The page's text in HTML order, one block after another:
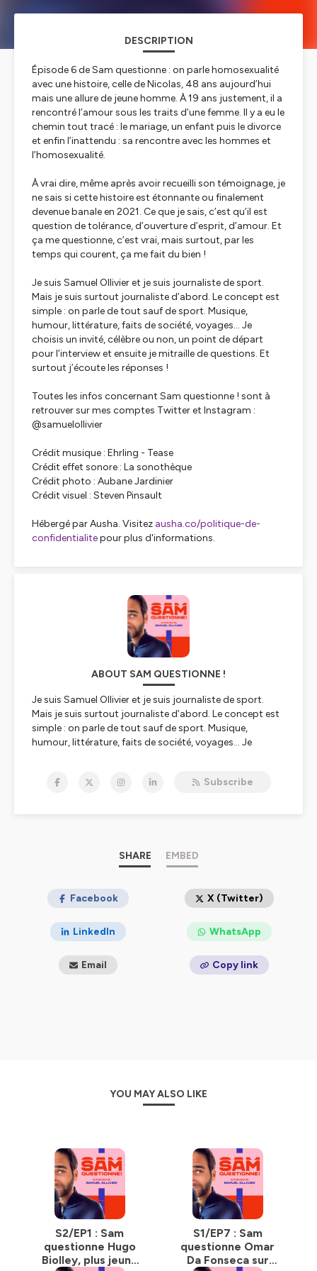
DESCRIPTION
Épisode 6 de Sam questionne : on parle homosexualité
avec une histoire, celle de Nicolas, 48 ans aujourd’hui
mais une allure de jeune homme. À 19 ans justement, il a
rencontré l’amour sous les traits d’une femme. Il y a eu le
chemin tout tracé : le mariage, un enfant puis le divorce
et enfin l’inattendu : sa rencontre avec les hommes et
l’homosexualité.
À vrai dire, même après avoir recueilli son témoignage, je
ne sais si cette histoire est étonnante ou finalement
devenue banale en 2021. Ce que je sais, c’est qu’il est
question de tolérance, d’ouverture d’esprit, d’amour. Et
ça me questionne, c’est vrai, mais surtout, par les
temps qui courent, ça me fait du bien !
Je suis Samuel Ollivier et je suis journaliste de sport.
Mais je suis surtout journaliste d’abord. Le concept est
simple : on parle de tout sauf de sport. Musique,
humour, littérature, faits de société, voyages… Je
choisis un invité, célèbre ou non, un point de départ
pour l’interview et ensuite je mitraille de questions. Et
surtout j’écoute les réponses !
Toutes les infos concernant Sam questionne ! sont à
retrouver sur mes comptes Twitter et Instagram :
@samuelollivier
Crédit musique : Ehrling - Tease
Crédit effet sonore : La sonothèque
Crédit photo : Aubane Jardinier
Crédit visuel : Steven Pinsault
Hébergé par Ausha. Visitez ausha.co/politique-de-
confidentialitepour plus d'informations.
ABOUT SAM QUESTIONNE !
Je suis Samuel Ollivier et je suis journaliste de sport.
Mais je suis surtout journaliste d’abord. Le concept est
simple : on parle de tout sauf de sport. Musique,
humour, littérature, faits de société, voyages… Je
surtout j’écoute les réponses !
Crédit musique : Ehrling - Tease
Crédit visuel : Steven Pinsault
Hébergé par Ausha. Visitez
ausha.co/politique-de-
confidentialitepour plus d'informations.
Subscribe
SHARE EMBED
Facebook X (Twitter)
LinkedIn WhatsApp
Email Copy link
YOU MAY ALSO LIKE
S2/EP1 : Sam
questionne Hugo
Biolley, plus jeune
S1/EP7 : Sam
questionne Omar
Da Fonseca sur